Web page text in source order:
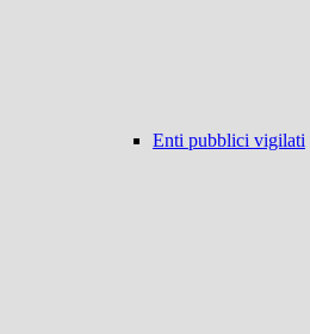
Enti pubblici vigilati